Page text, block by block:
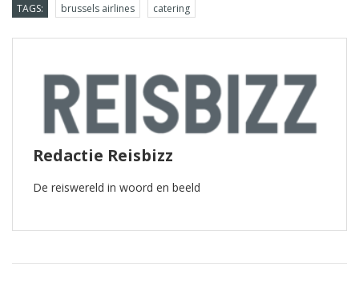
TAGS: brussels airlines catering
Redactie Reisbizz
De reiswereld in woord en beeld